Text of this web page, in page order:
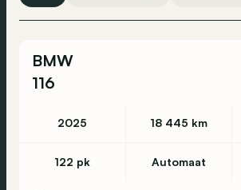
Banden spanningscontrole
Airbag passagier
Airbag bestuurder
BMW
116
2025 18 445 km
122 pk Automaat